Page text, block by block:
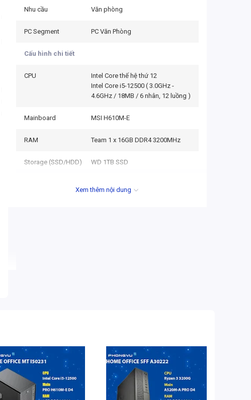
Nhu cầu Văn phòng
PC Segment PC Văn Phòng
Cấu hình chi tiết
CPU
Intel Core thế hệ thứ 12
Intel Core i5-12500 ( 3.0GHz -
4.6GHz / 18MB / 6 nhân, 12 luồng )
Mainboard MSI H610M-E
RAM Team 1 x 16GB DDR4 3200MHz
Storage (SSD/HDD) WD 1TB SSD
1 Gb/s
Xem thêm nội dung